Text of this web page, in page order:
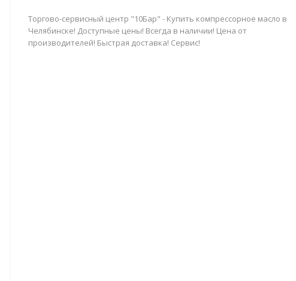
Торгово-сервисный центр "10Бар" - Купить компрессорное масло в
Челябинске! Доступные цены! Всегда в наличии! Цена от
производителей! Быстрая доставка! Сервис!